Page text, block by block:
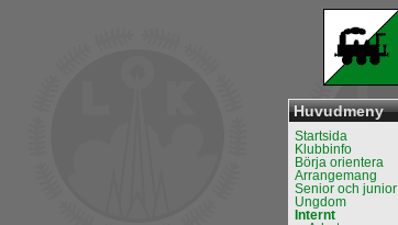
Huvudmeny
Startsida
Klubbinfo
Börja orientera
Arrangemang
Senior och junior
Ungdom
Internt